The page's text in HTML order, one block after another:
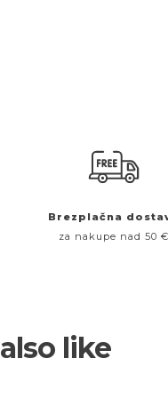
Brezplačna
za nakupe nad 50 €
like